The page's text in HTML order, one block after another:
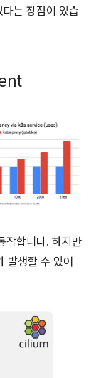
는 장점이 있습
작합니다. 하지만
발생할 수 있어